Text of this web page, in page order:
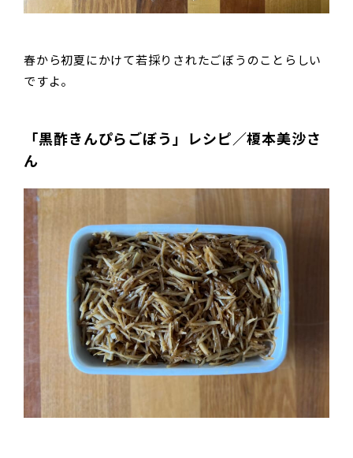
春から初夏にかけて若採りされたごぼうのことらしい
ですよ。
「黒酢きんぴらごぼう」レシピ／榎本美沙さ
ん